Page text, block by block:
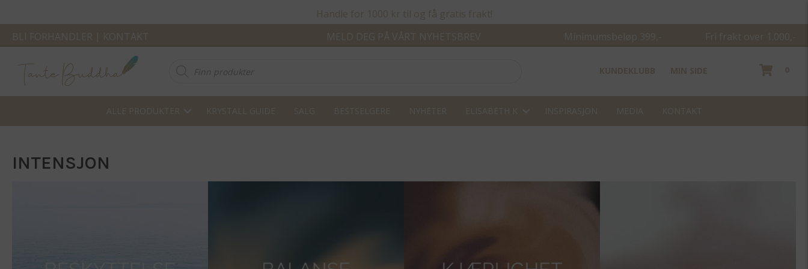
Handle for 1000 kr til og få gratis frakt!
BLI FORHANDLER | KONTAKT MELD DEG PÅ VÅRT NYHETSBREV Minimumsbeløp 399,- Fri frakt over 1.000,-
Products
search KUNDEKLUBB MIN SIDE 0
ALLE PRODUKTER KRYSTALL GUIDE SALG BESTSELGERE NYHETER ELISABETH K INSPIRASJON MEDIA KONTAKT
INTENSJON